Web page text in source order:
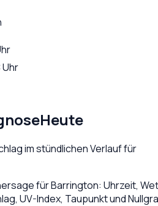
Uhr
Heute
im stündlichen Verlauf für
fürBarrington: Uhrzeit,
UV-Index, Taupunkt und